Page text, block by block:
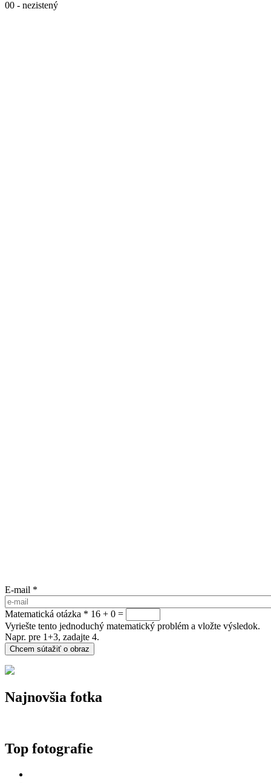
00 - nezistený
E-mail *
Matematická otázka * 16 + 0 =
Vyriešte tento jednoduchý matematický problém a vložte výsledok.
Napr. pre 1+3, zadajte 4.
Najnovšia fotka
Top fotografie